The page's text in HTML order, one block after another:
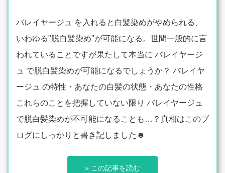
バレイヤージュ を入れると白髪染めがやめられる、
いわゆる"脱白髪染め"が可能になる。世間一般的に言
われていることですが果たして本当に バレイヤージ
ュ で脱白髪染めが可能になるでしょうか？ バレイヤ
ージュ の特性・あなたの白髪の状態・あなたの性格
これらのことを把握していない限り バレイヤージュ
で脱白髪染めが不可能になることも…？真相はこのブ
ログにしっかりと書き記しました☻
» この記事を読む